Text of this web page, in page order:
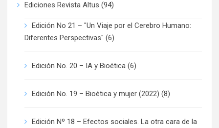
Ediciones Revista Altus (94)
Edición No 21 – "Un Viaje por el Cerebro Humano:
Diferentes Perspectivas" (6)
Edición No. 20 – IA y Bioética (6)
Edición No. 19 – Bioética y mujer (2022) (8)
Edición Nº 18 – Efectos sociales. La otra cara de la